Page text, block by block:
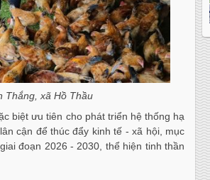
Thắng, xã Hồ Thầu
biệt ưu tiên cho phát triển hệ thống hạ
cận để thúc đẩy kinh tế - xã hội, mục
đoạn 2026 - 2030, thể hiện tinh thần